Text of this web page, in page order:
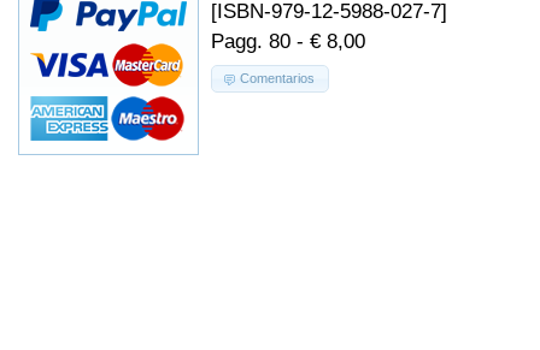
[ISBN-979-12-5988-027-7]
Pagg. 80 - € 8,00
Comentarios